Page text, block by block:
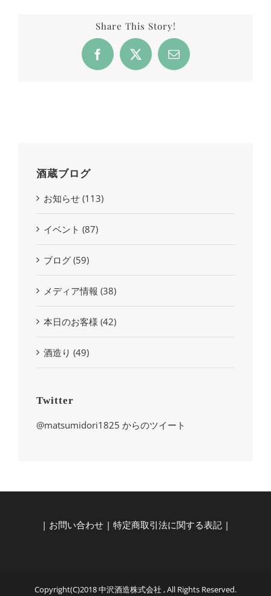
Share This Story!
Facebook
X Email
酒蔵ブログ
お知らせ (113)
イベント (87)
ブログ (59)
メディア情報 (38)
本日のお客様 (42)
酒造り (49)
Twitter
@matsumidori1825 からのツイート
| お問い合わせ | 特定商取引法に関する表記 |
Copyright(C)2018 中沢酒造株式会社 , All Rights Reserved.